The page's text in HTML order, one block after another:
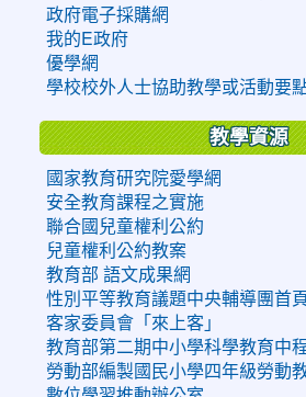
政府電子採購網
我的E政府
優學網
學校校外人士協助教學或活動要
教學資源
國家教育研究院愛學網
安全教育課程之實施
聯合國兒童權利公約
兒童權利公約教案
教育部 語文成果網
性別平等教育議題中央輔導團首頁
客家委員會「來上客」
教育部第二期中小學科學教育中
勞動部編製國民小學四年級勞動